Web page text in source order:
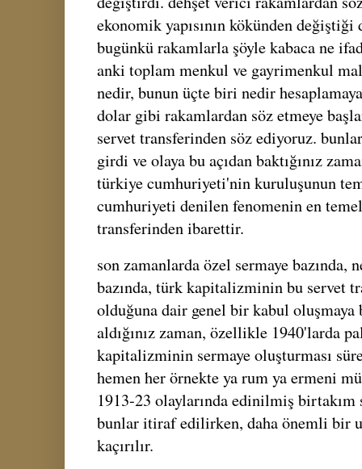
ekonomik yapısının kökünden
bugünkü rakamlarla şöyle kabaca ne
anki toplam menkul ve gayrimenkul mal
nedir, bunun üçte biri nedir
dolar gibi rakamlardan söz etmeye
servet transferinden söz ediyoruz.
girdi ve olaya bu açıdan baktığınız
türkiye cumhuriyeti'nin kuruluşunun
cumhuriyeti denilen fenomenin en
transferinden ibarettir.
son zamanlarda özel sermaye bazında,
bazında, türk kapitalizminin bu servet
olduğuna dair genel bir kabul oluşmaya
aldığınız zaman, özellikle 1940'larda
kapitalizminin sermaye oluşturması
hemen her örnekte ya rum ya ermeni
1913-23 olaylarında edinilmiş
bunlar itiraf edilirken, daha önemli bir
kaçırılır.